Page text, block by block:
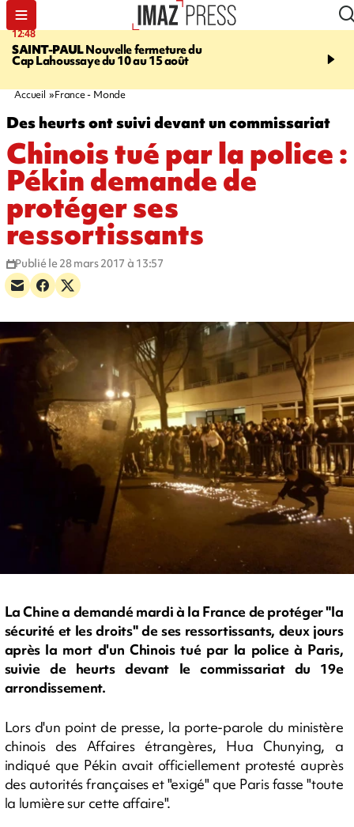
12:48
SAINT-PAULNouvelle fermeture du
Cap Lahoussaye du 10 au 15 août
14:23
massif de migrants, la
Accueil France - Monde
Des heurts ont suivi devant un commissariat
Chinois tué par la police :
Pékin demande de
protéger ses
ressortissants
Publié le 28 mars 2017 à 13:57
La Chine a demandé mardi à la France de protéger "la
sécurité et les droits" de ses ressortissants, deux jours
après la mort d'un Chinois tué par la police à Paris,
suivie de heurts devant le commissariat du 19e
arrondissement.
Lors d'un point de presse, la porte-parole du ministère
chinois des Affaires étrangères, Hua Chunying, a
indiqué que Pékin avait officiellement protesté auprès
des autorités françaises et "exigé" que Paris fasse "toute
la lumière sur cette affaire".